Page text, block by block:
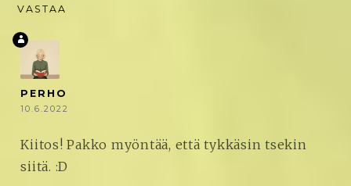
VASTAA
PERHO
10.6.2022
Kiitos! Pakko myöntää, että tykkäsin tsekin
siitä. :D